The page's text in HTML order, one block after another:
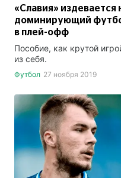
«Славия» издевается
доминирующий
в плей-офф
Пособие, как крутой
из себя.
Футбол 27 ноября 2019